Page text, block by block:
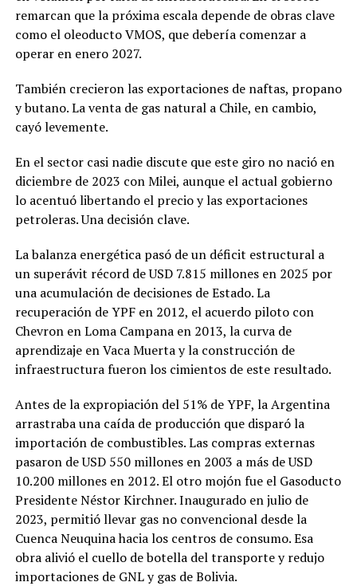
remarcan que la próxima escala depende de obras clave
como el oleoducto VMOS, que debería comenzar a
operar en enero 2027.
También crecieron las exportaciones de naftas, propano
y butano. La venta de gas natural a Chile, en cambio,
cayó levemente.
En el sector casi nadie discute que este giro no nació en
diciembre de 2023 con Milei, aunque el actual gobierno
lo acentuó libertando el precio y las exportaciones
petroleras. Una decisión clave.
La balanza energética pasó de un déficit estructural a
un superávit récord de USD 7.815 millones en 2025 por
una acumulación de decisiones de Estado. La
recuperación de YPF en 2012, el acuerdo piloto con
Chevron en Loma Campana en 2013, la curva de
aprendizaje en Vaca Muerta y la construcción de
infraestructura fueron los cimientos de este resultado.
Antes de la expropiación del 51% de YPF, la Argentina
arrastraba una caída de producción que disparó la
importación de combustibles. Las compras externas
pasaron de USD 550 millones en 2003 a más de USD
10.200 millones en 2012. El otro mojón fue el Gasoducto
Presidente Néstor Kirchner. Inaugurado en julio de
2023, permitió llevar gas no convencional desde la
Cuenca Neuquina hacia los centros de consumo. Esa
obra alivió el cuello de botella del transporte y redujo
importaciones de GNL y gas de Bolivia.